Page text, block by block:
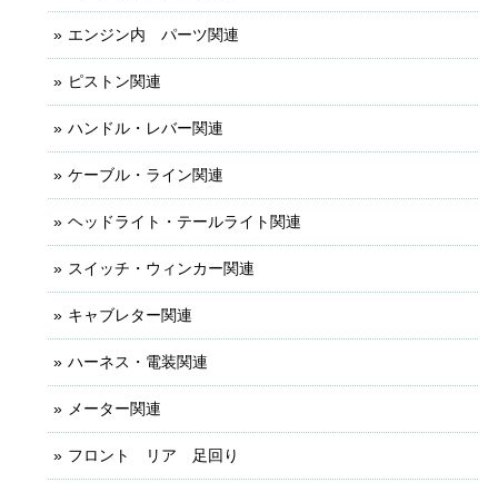
エンジン内 パーツ関連
ピストン関連
ハンドル・レバー関連
ケーブル・ライン関連
ヘッドライト・テールライト関連
スイッチ・ウィンカー関連
キャブレター関連
ハーネス・電装関連
メーター関連
フロント リア 足回り